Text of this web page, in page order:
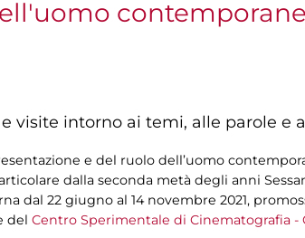
visite intorno ai temi, alle parole e
e del ruolo dell’uomo
dalla seconda metà degli anni
dal 22 giugno al 14 novembre 2021,
del Centro Sperimentale di Cinematografia -